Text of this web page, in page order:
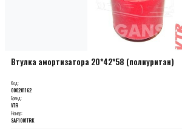
Втулка амортизатора 20*42*58 (полиуритан)
Код:
000201162
Бренд:
VTR
Номер:
SAF1001TRK